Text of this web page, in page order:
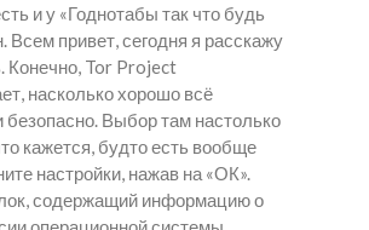
и у «Годнотабы так что будь
Всем привет, сегодня я расскажу
Конечно, Tor Project
насколько хорошо всё
Выбор там настолько
кажется, будто есть вообще
настройки, нажав на «ОК».
содержащий информацию о